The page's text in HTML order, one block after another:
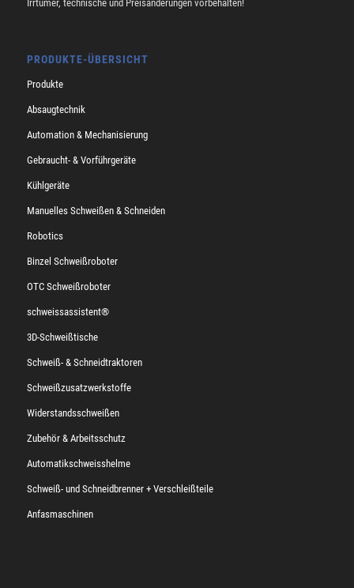
Irrtümer, technische und Preisänderungen vorbehalten!
PRODUKTE-ÜBERSICHT
Produkte
Absaugtechnik
Automation & Mechanisierung
Gebraucht- & Vorführgeräte
Kühlgeräte
Manuelles Schweißen & Schneiden
Robotics
Binzel Schweißroboter
OTC Schweißroboter
schweissassistent®
3D-Schweißtische
Schweiß- & Schneidtraktoren
Schweißzusatzwerkstoffe
Widerstandsschweißen
Zubehör & Arbeitsschutz
Automatikschweisshelme
Schweiß- und Schneidbrenner + Verschleißteile
Anfasmaschinen